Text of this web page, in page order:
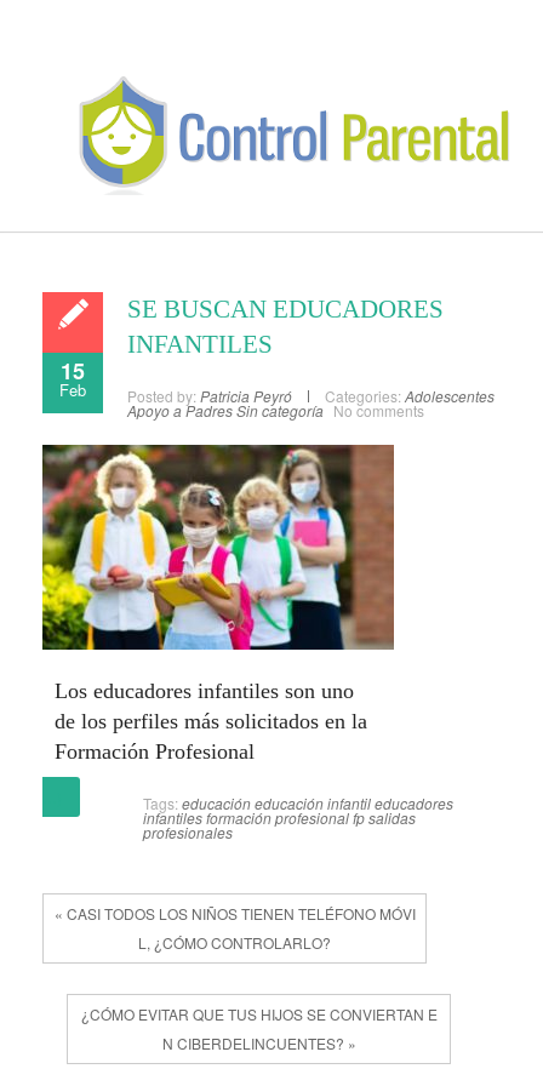
15
Feb
SE BUSCAN EDUCADORES
INFANTILES
Posted by: Patricia Peyró Categories: Adolescentes
Apoyo a PadresSin categoría No comments
Los educadores infantiles son uno
de los perfiles más solicitados en la
Formación Profesional
Tags: educacióneducación infantileducadores
infantilesformación profesionalfpsalidas
profesionales
« CASI TODOS LOS NIÑOS TIENEN TELÉFONO MÓVI
L, ¿CÓMO CONTROLARLO?
¿CÓMO EVITAR QUE TUS HIJOS SE CONVIERTAN E
N CIBERDELINCUENTES? »